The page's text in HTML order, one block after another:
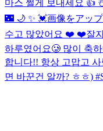
마스 쩔게 보내세요 👍
🌃 🌙 ✨️ 💓画像をアッ
수고 많았어요 ❤️ ❤️잘
하루였어요🥲 많이 축
합니다!! 항상 고맙고
면 바꾼건 알까? ㅎㅎ)